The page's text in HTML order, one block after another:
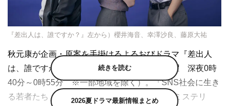
『差出人は、誰ですか？』左から）櫻井海音、幸澤沙良、藤原大祐
秋元康が企画・原案を手掛けるよるおびドラマ『差出人
は、誰ですか？』（TBSほか 毎週月曜～木曜 深夜0時
40分～0時55分 ※一部地域を除く）。「SNS社会に生き
る若者たち」をテーマに描く“青春ヒューマンミステリ
続きを読む
2026夏ドラマ最新情報まとめ